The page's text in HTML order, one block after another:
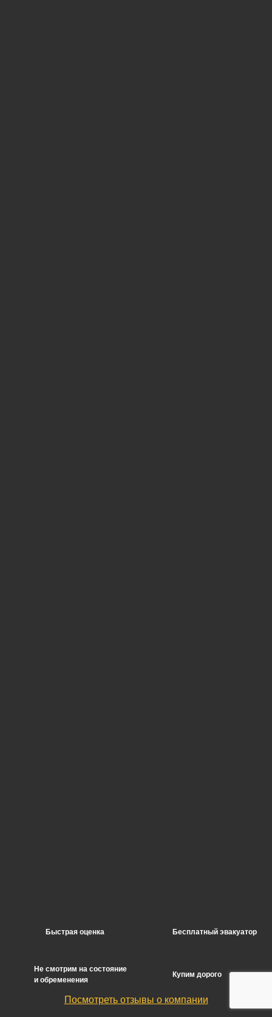
Быстрая оценка Бесплатный эвакуатор
Не смотрим на состояние
и обременения
Купим дорого
Посмотреть отзывы о компании